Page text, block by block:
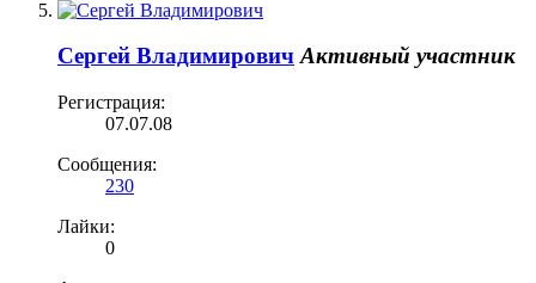
Сергей Владимирович Активный участник
Регистрация:
07.07.08
Сообщения:
230
Лайки:
0